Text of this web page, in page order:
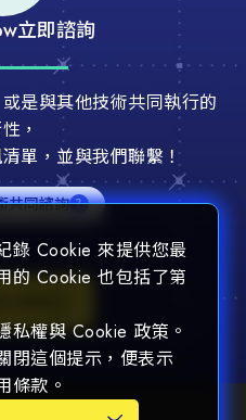
立即諮詢
是與其他技術共同執行的
，
單，並與我們聯繫！
共同諮詢
諮詢
錄 Cookie 來提供您最
的 Cookie 也包括了第
私權與 Cookie 政策。
閉這個提示，便表示
條款。